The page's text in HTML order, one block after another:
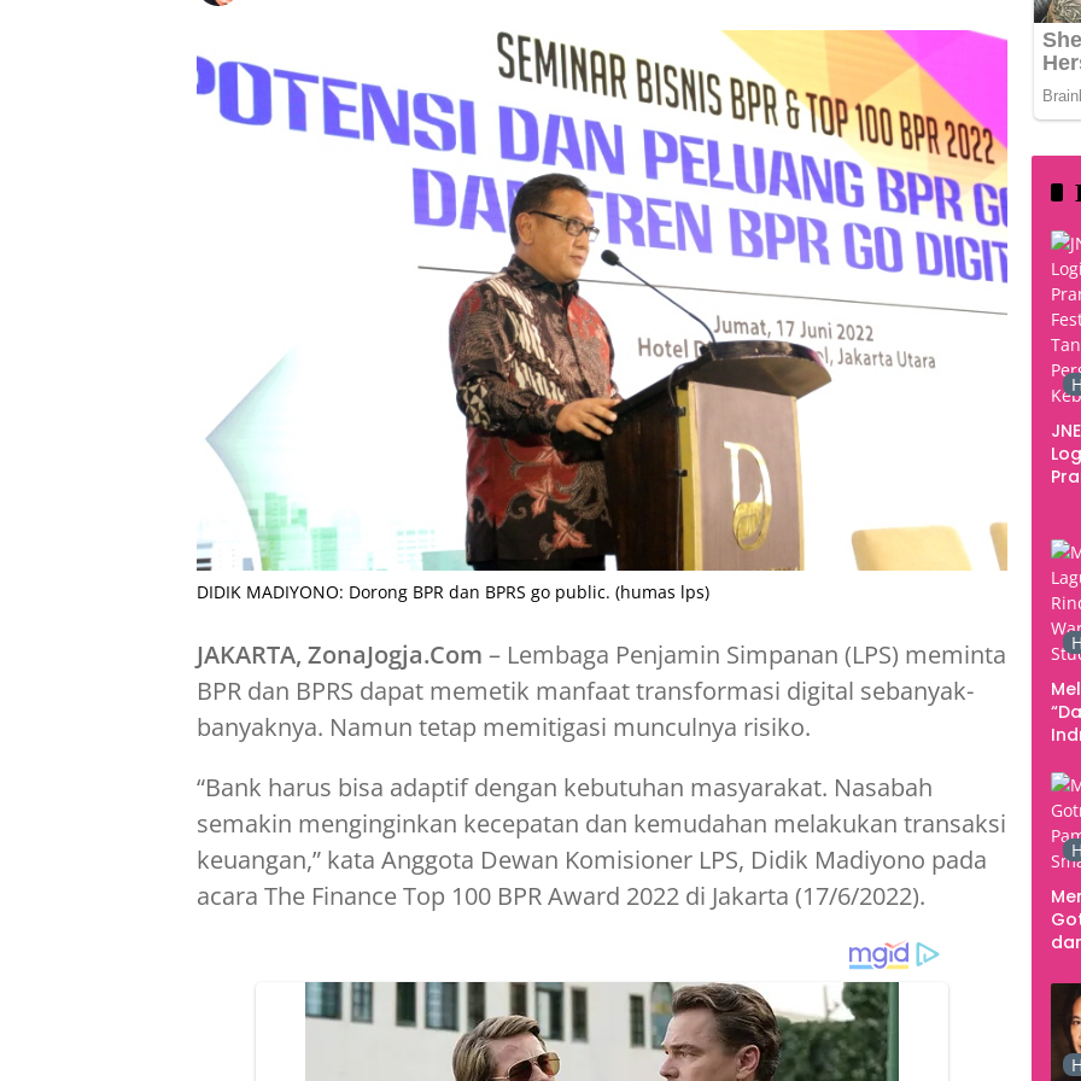
DIDIK MADIYONO: Dorong BPR dan BPRS go public. (humas lps)
JAKARTA, ZonaJogja.Com – Lembaga Penjamin Simpanan (LPS) meminta
BPR dan BPRS dapat memetik manfaat transformasi digital sebanyak-
banyaknya. Namun tetap memitigasi munculnya risiko.
“Bank harus bisa adaptif dengan kebutuhan masyarakat. Nasabah
semakin menginginkan kecepatan dan kemudahan melakukan transaksi
keuangan,” kata Anggota Dewan Komisioner LPS, Didik Madiyono pada
acara The Finance Top 100 BPR Award 2022 di Jakarta (17/6/2022).